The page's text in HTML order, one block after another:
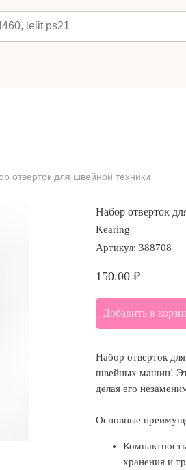
отверток для швейной техники
Набор отверток
Kearing
Артикул: 388708
150.00 ₽
Добавить в
Набор отверток
швейных машин!
делая его
Основные
хранения и